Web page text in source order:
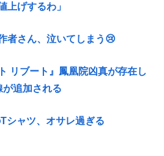
上げするわ」
者さん、泣いてしまう😢
リブート』鳳凰院凶真が存在し
追加される
シャツ、オサレ過ぎる